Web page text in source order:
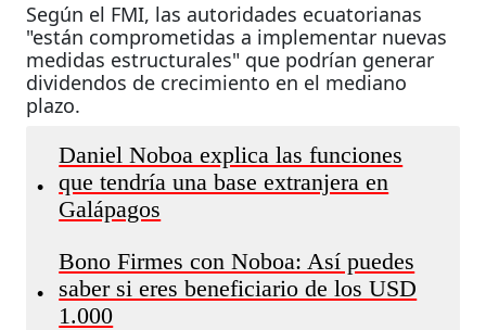
Según el FMI, las autoridades ecuatorianas
"están comprometidas a implementar nuevas
medidas estructurales" que podrían generar
dividendos de crecimiento en el mediano
plazo.
•
Daniel Noboa explica las funciones
que tendría una base extranjera en
Galápagos
•
Bono Firmes con Noboa: Así puedes
saber si eres beneficiario de los USD
1.000